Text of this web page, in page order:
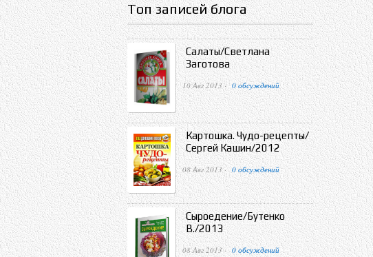
Топ записей блога
Салаты/Светлана
Заготова
10 Авг 2013 · 0 обсуждений
Картошка. Чудо-рецепты/
Сергей Кашин/2012
08 Авг 2013 · 0 обсуждений
Сыроедение/Бутенко
В./2013
08 Авг 2013 · 0 обсуждений